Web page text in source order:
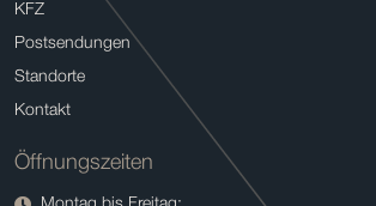
KFZ
Postsendungen
Standorte
Kontakt
Öffnungszeiten